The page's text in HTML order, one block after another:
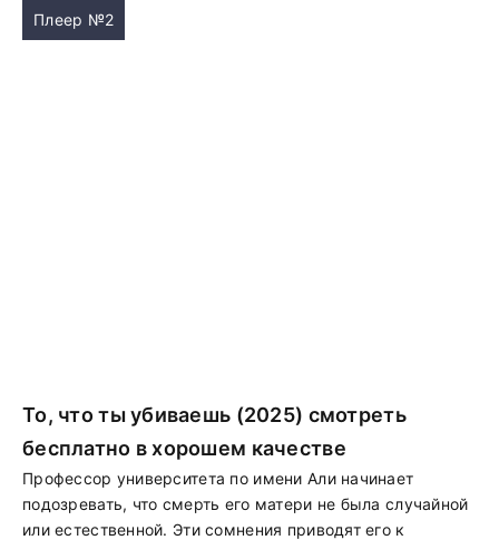
Плеер №2
То, что ты убиваешь (2025) смотреть
бесплатно в хорошем качестве
Профессор университета по имени Али начинает
подозревать, что смерть его матери не была случайной
или естественной. Эти сомнения приводят его к